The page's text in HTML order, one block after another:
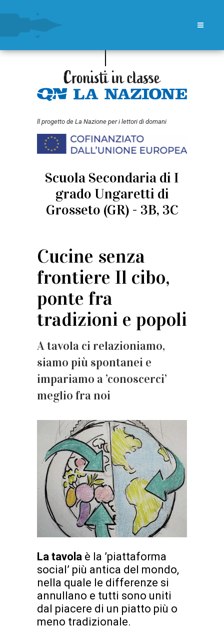
ll progetto de La Nazione per i lettori di domani
Scuola Secondaria di I
grado Ungaretti di
Grosseto (GR) - 3B, 3C
Cucine senza
frontiere Il cibo,
ponte fra
tradizioni e popoli
A tavola ci relazioniamo,
siamo più spontanei e
impariamo a ’conoscerci’
meglio fra noi
La tavola è la ’piattaforma
social’ più antica del mondo,
nella quale le differenze si
annullano e tutti sono uniti
dal piacere di un piatto più o
meno tradizionale.